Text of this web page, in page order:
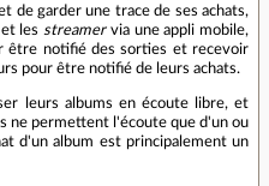
de garder une trace de ses achats,
les streamervia une appli mobile,
être notifié des sorties et recevoir
pour être notifié de leurs achats.
leurs albums en écoute libre, et
ne permettent l'écoute que d'un ou
d'un album est principalement un